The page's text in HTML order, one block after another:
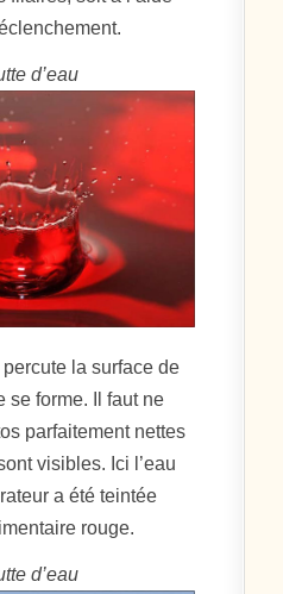
d’eau
la surface de
se forme. Il faut ne
parfaitement nettes
visibles. Ici l’eau
a été teintée
rouge.
d’eau